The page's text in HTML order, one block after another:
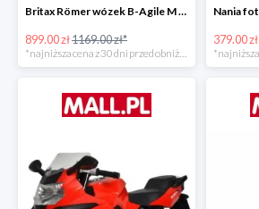
Britax Römer wózek B-Agile M Black Shadow 2020 -23%
899.00 zł1169.00 zł*
*najniższa cena z 30 dni przed obniżką
379.00 zł